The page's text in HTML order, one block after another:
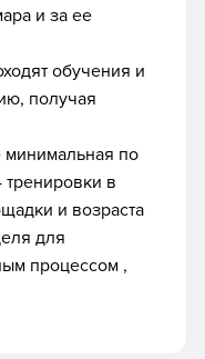
и за ее
обучения и
получая
минимальная по
в
и возраста
для
процессом ,